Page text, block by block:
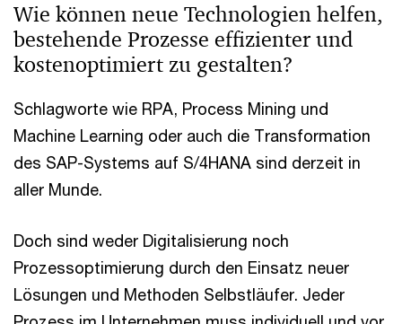
Wie können neue Technologien helfen,
bestehende Prozesse effizienter und
kostenoptimiert zu gestalten?
Schlagworte wie RPA, Process Mining und
Machine Learning oder auch die Transformation
des SAP-Systems auf S/4HANA sind derzeit in
aller Munde.
Doch sind weder Digitalisierung noch
Prozessoptimierung durch den Einsatz neuer
Lösungen und Methoden Selbstläufer. Jeder